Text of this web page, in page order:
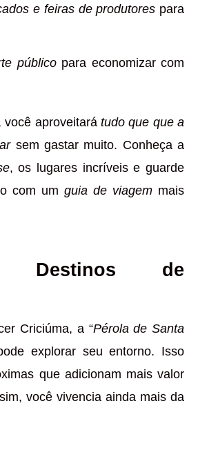
e feiras de produtores para
públicopara economizar com
você aproveitará tudo que que a
sem gastar muito. Conheça a
, os lugares incríveis e guarde
com um guia de viagem mais
Destinos de
Criciúma, a “Pérola de Santa
explorar seu entorno. Isso
que adicionam mais valor
você vivencia ainda mais da